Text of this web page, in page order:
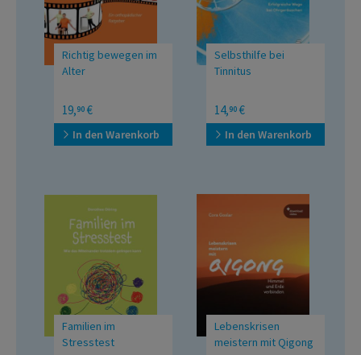
Richtig bewegen im
Alter
Ein orthopädischer
Ratgeber
19,90 €
In den Warenkorb
Selbsthilfe bei
Tinnitus
Erfolgreiche Wege bei
Ohrgeräuschen
14,90 €
In den Warenkorb
Familien im
Stresstest
Lebenskrisen
meistern mit Qigong